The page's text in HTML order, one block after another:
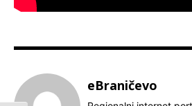
eBraničevo